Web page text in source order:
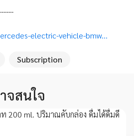
electric-vehicle-bmw...
Subscription
จสนใจ